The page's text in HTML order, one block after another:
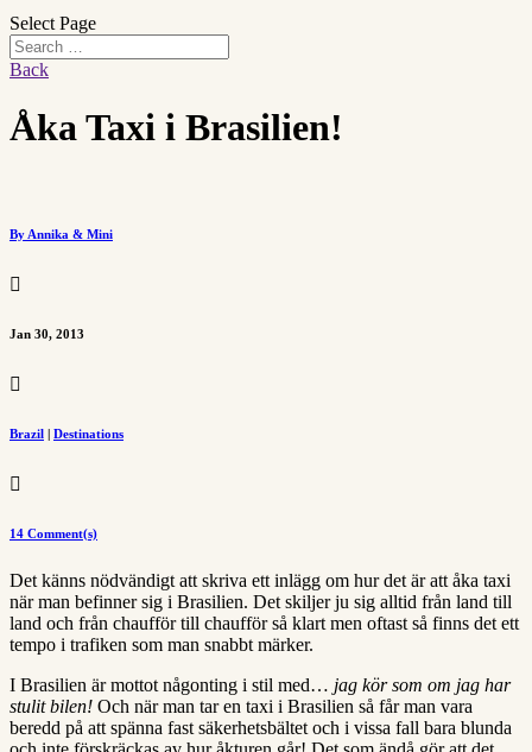
Select Page
Back
Åka Taxi i Brasilien!
By Annika & Mini

Jan 30, 2013

Brazil | Destinations

14 Comment(s)
Det känns nödvändigt att skriva ett inlägg om hur det är att åka taxi
när man befinner sig i Brasilien. Det skiljer ju sig alltid från land till
land och från chaufför till chaufför så klart men oftast så finns det ett
tempo i trafiken som man snabbt märker.
I Brasilien är mottot någonting i stil med… jag kör som om jag har
stulit bilen! Och när man tar en taxi i Brasilien så får man vara
beredd på att spänna fast säkerhetsbältet och i vissa fall bara blunda